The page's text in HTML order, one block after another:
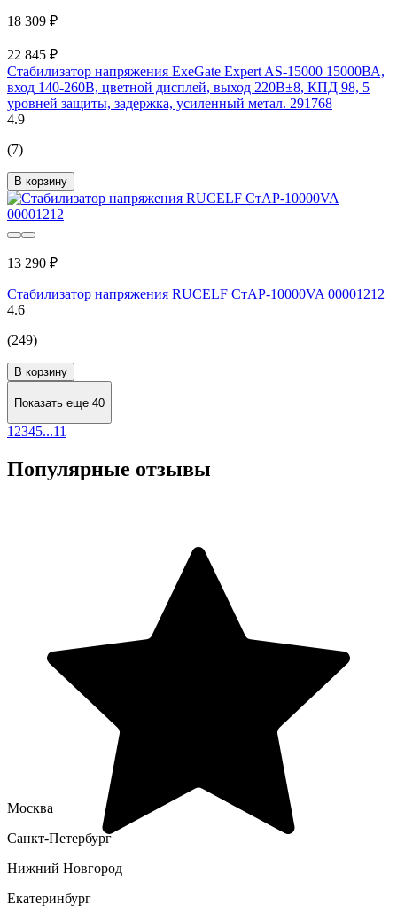
18 309 ₽
22 845 ₽
Стабилизатор напряжения ExeGate Expert AS-15000 15000ВА,
вход 140-260В, цветной дисплей, выход 220В±8, КПД 98, 5
уровней защиты, задержка, усиленный метал. 291768
4.9
(7)
В корзину
13 290 ₽
Стабилизатор напряжения RUCELF СтАР-10000VA 00001212
4.6
(249)
В корзину
Показать еще 40
1 2345...11
Популярные отзывы
Москва
Санкт-Петербург
Нижний Новгород
Екатеринбург